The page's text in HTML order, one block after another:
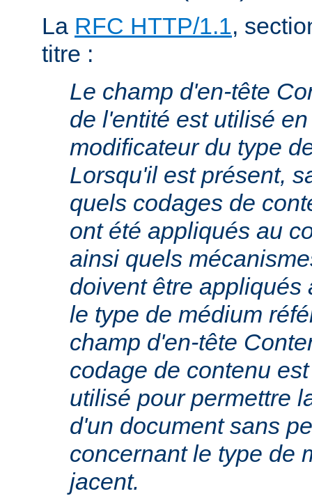
La RFC HTTP/1.1,
titre :
Le champ d'en-tête
de l'entité est utilisé
modificateur du type
Lorsqu'il est présent,
quels codages de
ont été appliqués au
ainsi quels
doivent être appliqués
le type de médium
champ d'en-tête
codage de contenu
utilisé pour permettre
d'un document sans
concernant le type de
jacent.